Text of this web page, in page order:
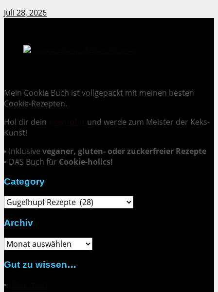
Juli 28, 2026
Mein Cookie Buch ist vollgepackt mit meinen besten
Cookie-Rezepten.
Hol dir dein
und werde zum Meister der Keks-
Kunst!
▪ Inklusive veganer, gluten- oder zuckerfreier Rezepte
▪ DAS Buch für Cookie-holics!
Category
Category
Archiv
Archiv
Gut zu wissen…
▪